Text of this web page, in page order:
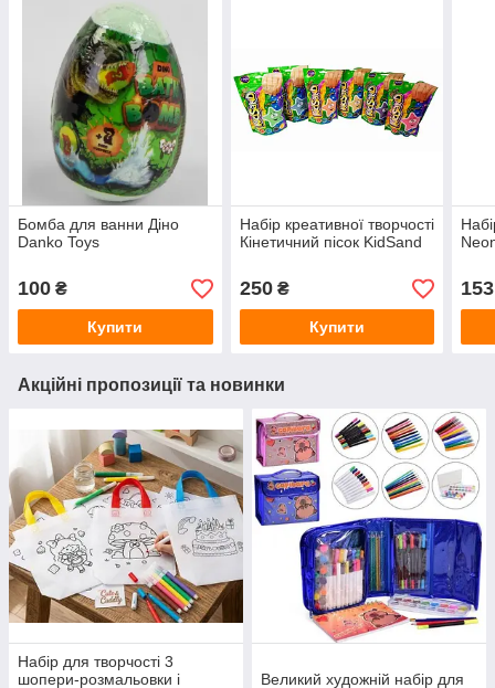
Бомба для ванни Діно
Danko Toys
100 ₴
Купити
Набір креативної творчості
Кінетичний пісок KidSand
250₴
Купити
153
Акційні пропозиції та новинки
Набір для творчості 3
шопери-розмальовки і
Великий художній набір для